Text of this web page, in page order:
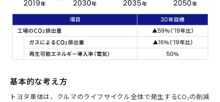
基本的な考え方
トヨタ車体は、クルマのライフサイクル全体で発生するCO₂の削減